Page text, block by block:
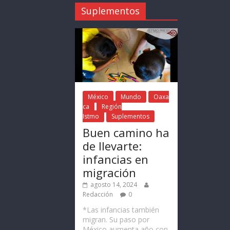
Suplementos
México Mundo
Oaxa
ca
Región
Istmo
Suplementos
Buen camino ha
de llevarte:
infancias en
migración
agosto 14, 2024
Redacción
0
*Las infancias también
migran. Su paso por